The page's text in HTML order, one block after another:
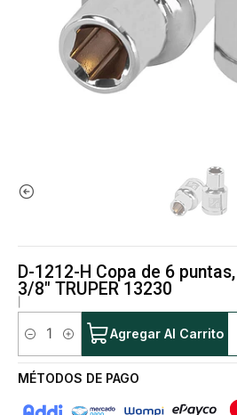
D-1212-H Copa de 6
3/8" TRUPER 13230
Cantidad
Agregar Al Carrito
MÉTODOS DE PAGO